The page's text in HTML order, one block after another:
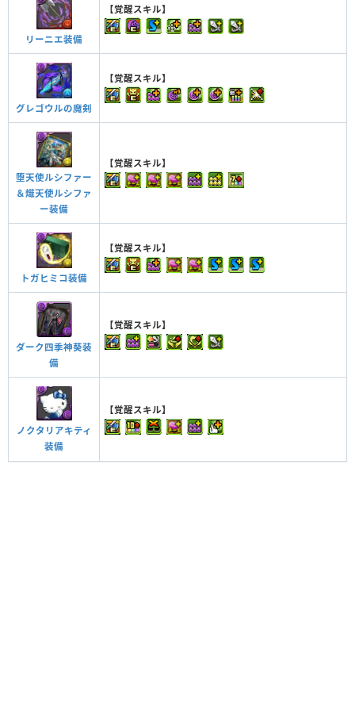
リーニエ装備
【覚醒スキル】
グレゴウルの魔剣
【覚醒スキル】
堕天使ルシファー
＆熾天使ルシファ
ー装備
【覚醒スキル】
トガヒミコ装備
【覚醒スキル】
ダーク四季神葵装
備
【覚醒スキル】
ノクタリアキティ
装備
【覚醒スキル】